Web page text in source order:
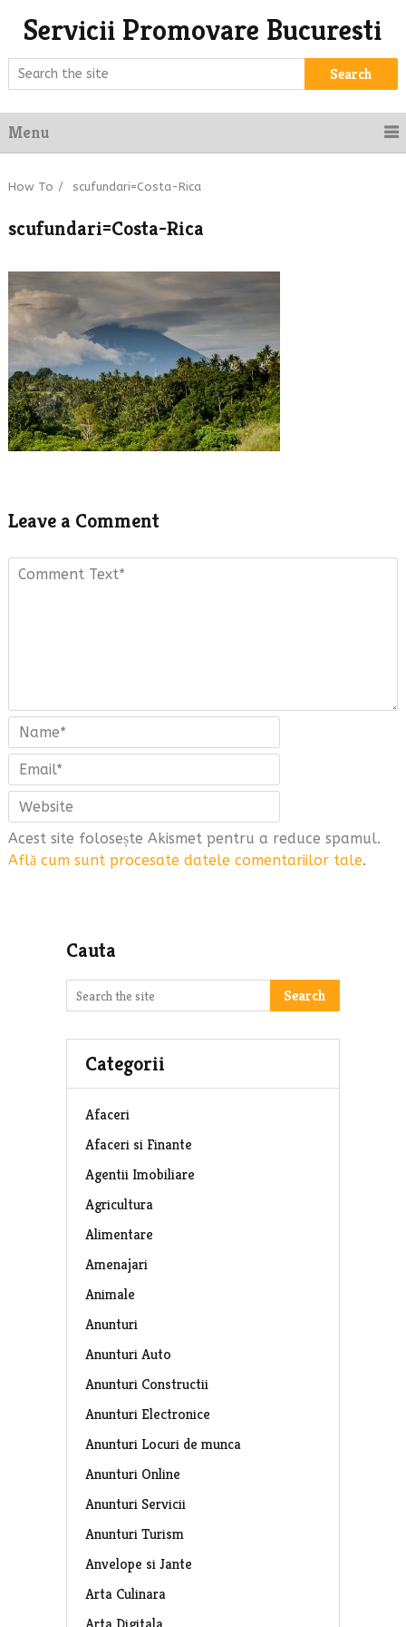
Servicii Promovare Bucuresti
Search
Menu
How To / scufundari=Costa-Rica
scufundari=Costa-Rica
Leave a Comment
Acest site folosește Akismet pentru a reduce spamul.
Află cum sunt procesate datele comentariilor tale.
Cauta
Search
Categorii
Afaceri
Afaceri si Finante
Agentii Imobiliare
Agricultura
Alimentare
Amenajari
Animale
Anunturi
Anunturi Auto
Anunturi Constructii
Anunturi Electronice
Anunturi Locuri de munca
Anunturi Online
Anunturi Servicii
Anunturi Turism
Anvelope si Jante
Arta Culinara